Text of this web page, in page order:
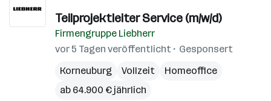
Teilprojektleiter Service (m/w/d)
Firmengruppe Liebherr
vor 5 Tagen veröffentlicht
Gesponsert
Korneuburg
Vollzeit
Homeoffice
ab 64.900 € jährlich